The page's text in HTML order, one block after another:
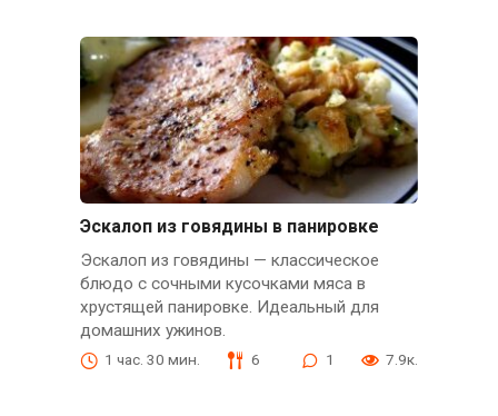
Эскалоп из говядины в панировке
Эскалоп из говядины — классическое
блюдо с сочными кусочками мяса в
хрустящей панировке. Идеальный для
домашних ужинов.
1 час. 30 мин. 6 1 7.9к.